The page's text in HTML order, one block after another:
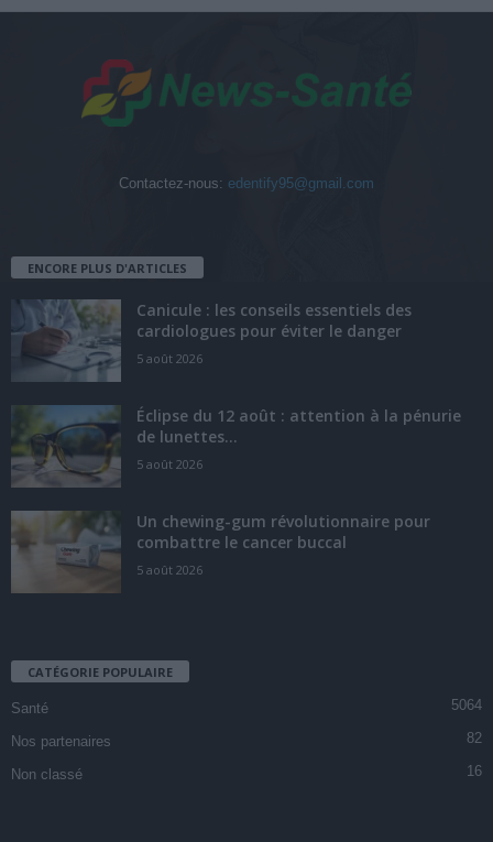
Contactez-nous: edentify95@gmail.com
ENCORE PLUS D'ARTICLES
Canicule : les conseils essentiels des
cardiologues pour éviter le danger
5 août 2026
Éclipse du 12 août : attention à la pénurie
de lunettes...
5 août 2026
Un chewing-gum révolutionnaire pour
combattre le cancer buccal
5 août 2026
CATÉGORIE POPULAIRE
Santé 5064
Nos partenaires 82
Non classé 16